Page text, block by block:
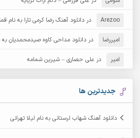
آرش مبهم آرش
آرش مهرابی آرش
آرشام
آرکاداش
Arezoo در دانلود آهنگ رضا کرمی تارا به نام
امیررضا در دانلود مداحی کاوه صیدمحمدیان به
امیر در علی حصاری – شیرین شمامه
جدیدترین ها
دانلود آهنگ شهاب لرستانی به نام لیلا تهرانی